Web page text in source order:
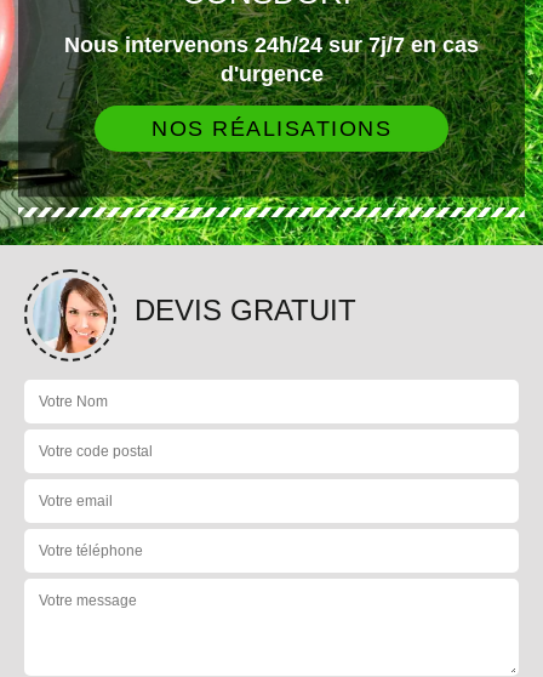
Nous intervenons 24h/24 sur 7j/7 en cas
d'urgence
NOS RÉALISATIONS
DEVIS GRATUIT